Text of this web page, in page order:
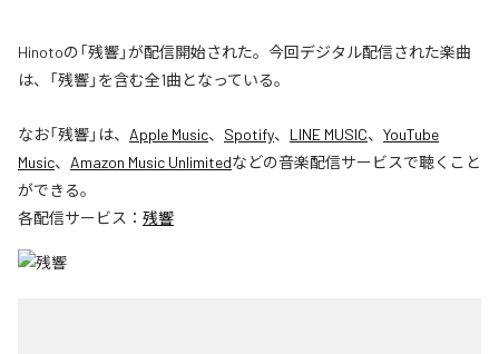
Hinotoの「残響」が配信開始された。今回デジタル配信された楽曲
は、「残響」を含む全1曲となっている。
なお「残響」は、 Apple Music、 Spotify、 LINE MUSIC、 YouTube
Music、 Amazon Music Unlimitedなどの音楽配信サービスで聴くこと
ができる。
各配信サービス： 残響